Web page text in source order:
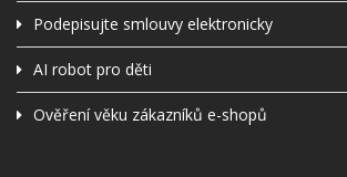
Podepisujte smlouvy elektronicky
AI robot pro děti
Ověření věku zákazníků e-shopů